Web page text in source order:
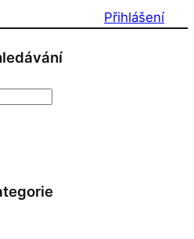
Přihlášení